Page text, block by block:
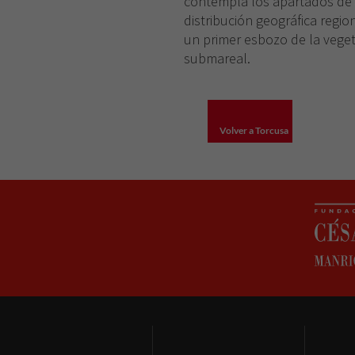
distribución geográfica
un primer esbozo de la
submareal.
Volver a Torcusa